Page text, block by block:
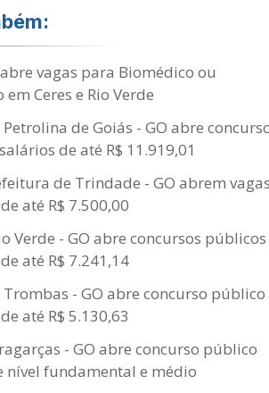
abre vagas para Biomédico ou
Ceres e Rio Verde
de Goiás - GO abre
de até R$ 11.919,01
de Trindade - GO abrem
até R$ 7.500,00
Verde - GO abre concursos públicos
até R$ 7.241,14
- GO abre concurso público
até R$ 5.130,63
- GO abre concurso público
nível fundamental e médio